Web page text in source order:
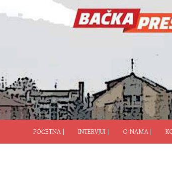
POČETNA |
INTERVJUI | O NAMA |